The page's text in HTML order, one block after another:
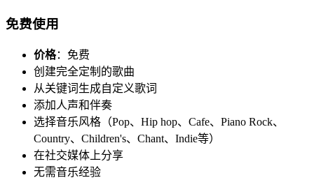
免费使用
价格：免费
创建完全定制的歌曲
从关键词生成自定义歌词
添加人声和伴奏
选择音乐风格（Pop、Hip hop、Cafe、Piano Rock、
Country、Children's、Chant、Indie等）
在社交媒体上分享
无需音乐经验